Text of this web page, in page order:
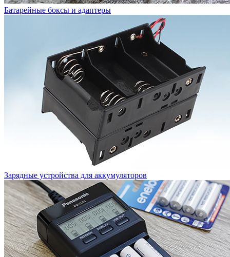
Батарейные боксы и адаптеры
Зарядные устройства для аккумуляторов